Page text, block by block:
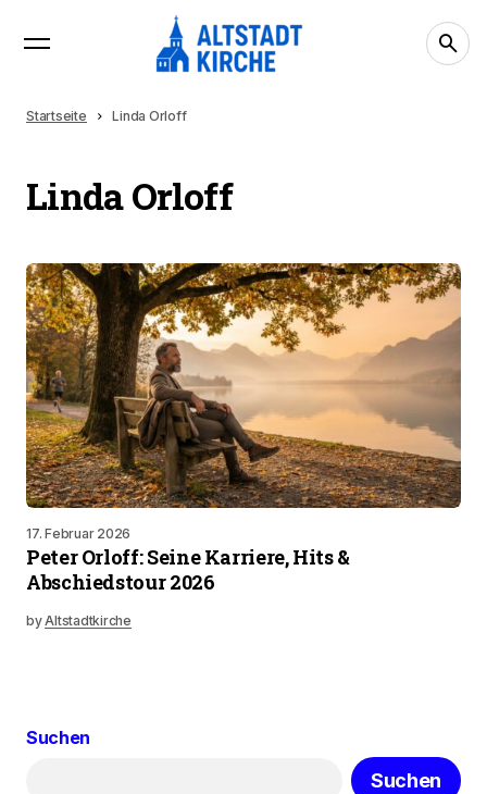
Startseite Linda Orloff
Linda Orloff
17. Februar 2026
Peter Orloff: Seine Karriere, Hits &
Abschiedstour 2026
byAltstadtkirche
Suchen
Suchen